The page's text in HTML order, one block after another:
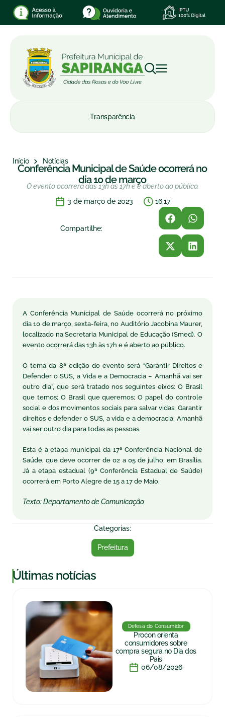
Transparência
Início Notícias
Conferência Municipal de Saúde ocorrerá no
dia 10 de março
O evento ocorrerá das 13h às 17h e é aberto ao público.
3 de março de 2023
16:17
Compartilhe:
A Conferência Municipal de Saúde ocorrerá no próximo
dia 10 de março, sexta-feira, no Auditório Jacobina Maurer,
localizado na Secretaria Municipal de Educação (Smed). O
evento ocorrerá das 13h às 17h e é aberto ao público.
O tema da 8ª edição do evento será “Garantir Direitos e
Defender o SUS, a Vida e a Democracia – Amanhã vai ser
outro dia”, que será tratado nos seguintes eixos: O Brasil
que temos; O Brasil que queremos; O papel do controle
social e dos movimentos sociais para salvar vidas; Garantir
direitos e defender o SUS, a vida e a democracia; Amanhã
vai ser outro dia para todas as pessoas.
Esta é a etapa municipal da 17ª Conferência Nacional de
Saúde, que deve ocorrer de 02 a 05 de julho, em Brasília.
Já a etapa estadual (9ª Conferência Estadual de Saúde)
ocorrerá em Porto Alegre de 15 a 17 de Maio.
Texto: Departamento de Comunicação
Categorias:
Prefeitura
|Últimas notícias
Defesa do Consumidor
Procon orienta
consumidores sobre
compra segura no Dia dos
Pais
06/08/2026